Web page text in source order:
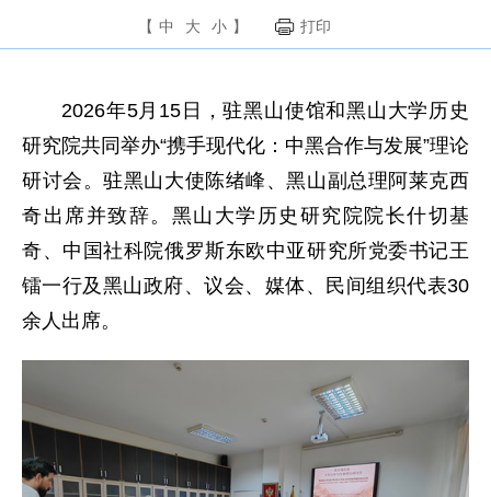
【 中 大 小 】 打印
2026年5月15日，驻黑山使馆和黑山大学历史
研究院共同举办“携手现代化：中黑合作与发展”理论
研讨会。驻黑山大使陈绪峰、黑山副总理阿莱克西
奇出席并致辞。黑山大学历史研究院院长什切基
奇、中国社科院俄罗斯东欧中亚研究所党委书记王
镭一行及黑山政府、议会、媒体、民间组织代表30
余人出席。